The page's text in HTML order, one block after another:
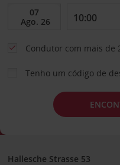
Condutor com mais de
Tenho um código de
Hallesche Strasse 53